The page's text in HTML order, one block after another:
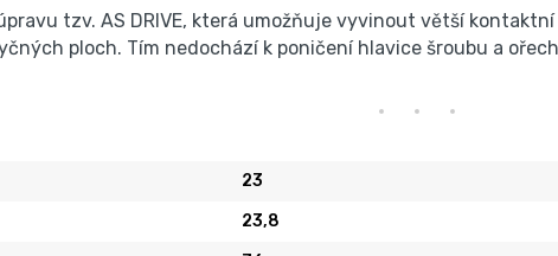
tzv. AS DRIVE, která umožňuje vyvinout větší
ploch. Tím nedochází k poničení hlavice šroubu a
23
23,8